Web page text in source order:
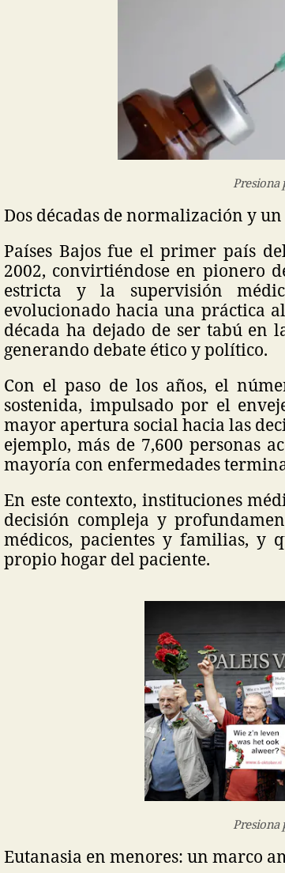
Presiona
Dos décadas de normalización y
Países Bajos fue el primer país
2002, convirtiéndose en pionero
estricta y la supervisión
evolucionado hacia una práctica
década ha dejado de ser tabú en
generando debate ético y político.
Con el paso de los años, el
sostenida, impulsado por el
mayor apertura social hacia las
ejemplo, más de 7,600 personas
mayoría con enfermedades
En este contexto, instituciones
decisión compleja y
médicos, pacientes y familias, y
propio hogar del paciente.
Presiona
Eutanasia en menores: un marco